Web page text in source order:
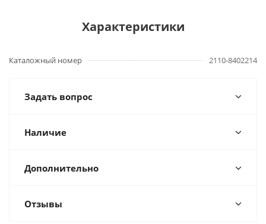
Характеристики
Каталожный номер 2110-8402214
Задать вопрос
Наличие
Дополнительно
Отзывы